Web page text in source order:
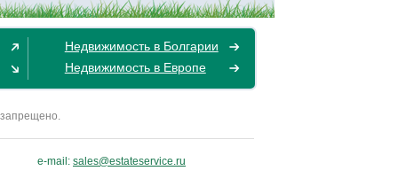
Недвижимость в Болгарии
Недвижимость в Европе
e-mail: sales@estateservice.ru